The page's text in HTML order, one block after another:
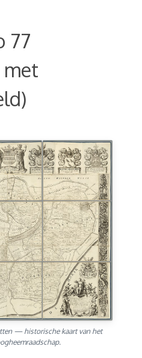
77
met
— historische kaart van het